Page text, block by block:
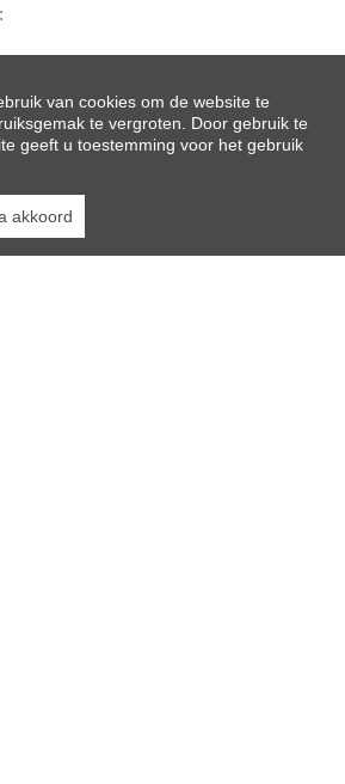
van cookies om de website te
te vergroten. Door gebruik te
geeft u toestemming voor het gebruik
akkoord